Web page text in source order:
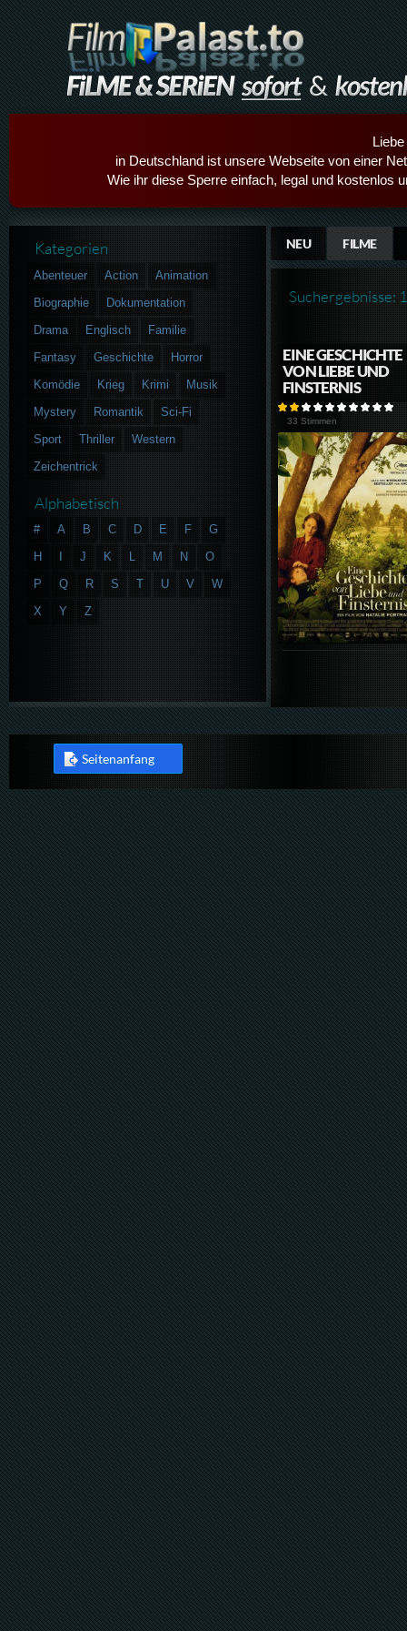
in Deutschland ist unsere Webseite von einer
Wie ihr diese Sperre einfach, legal und kostenlos
NEU FILME
Suchergebnisse: 1
EINE GESCHICHTE
VON LIEBE UND
FINSTERNIS
33 Stimmen
Kategorien
Abenteuer Action
Animation
Biographie
Dokumentation
Drama
Englisch
Familie
Fantasy
Geschichte
Horror
Komödie
Krieg Krimi
Musik
Mystery
Romantik
Sci-Fi
Sport
Thriller
Western
Zeichentrick
Alphabetisch
# A B C D E F
G
H
J K L M N
O
P
Q R S T U V
W
X
Y Z
Seitenanfang